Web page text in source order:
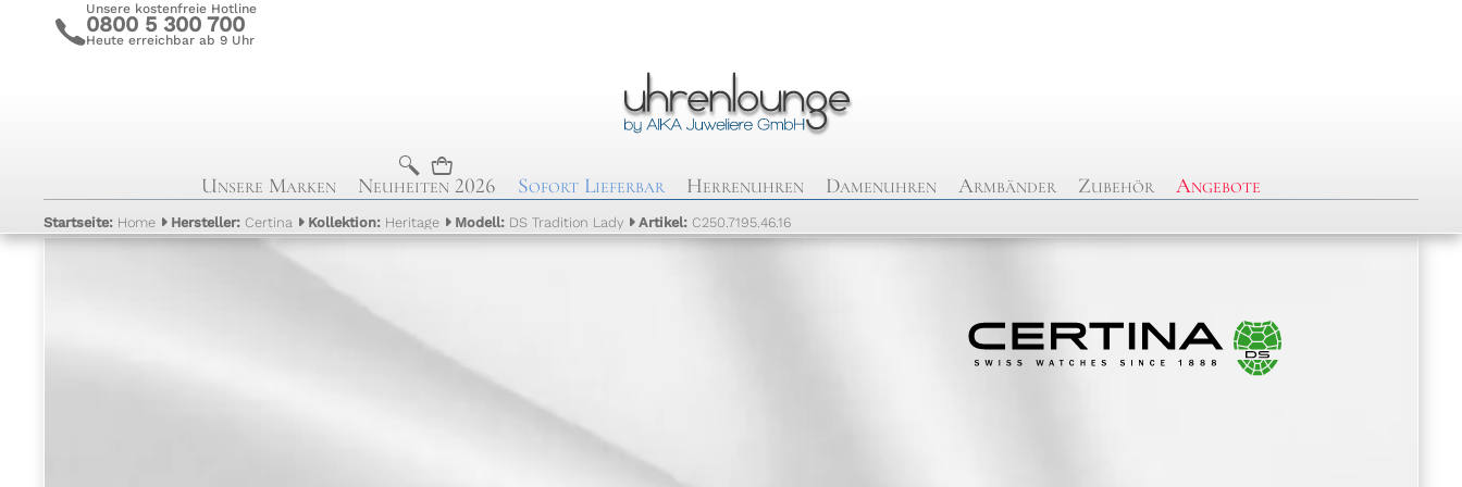
c
Unsere kostenfreie Hotline
0800 5 300 700
Heute erreichbar ab 9 Uhr
b n
Unsere Marken Neuheiten 2026 Sofort Lieferbar Herrenuhren Damenuhren Armbänder Zubehör Angebote
Startseite: Home Hersteller: Certina Kollektion: Heritage Modell: DS Tradition Lady Artikel: C250.7195.46.16